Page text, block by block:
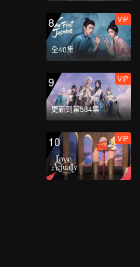
8
全40集
VIP
9
更新到第534集
VIP
10 VIP